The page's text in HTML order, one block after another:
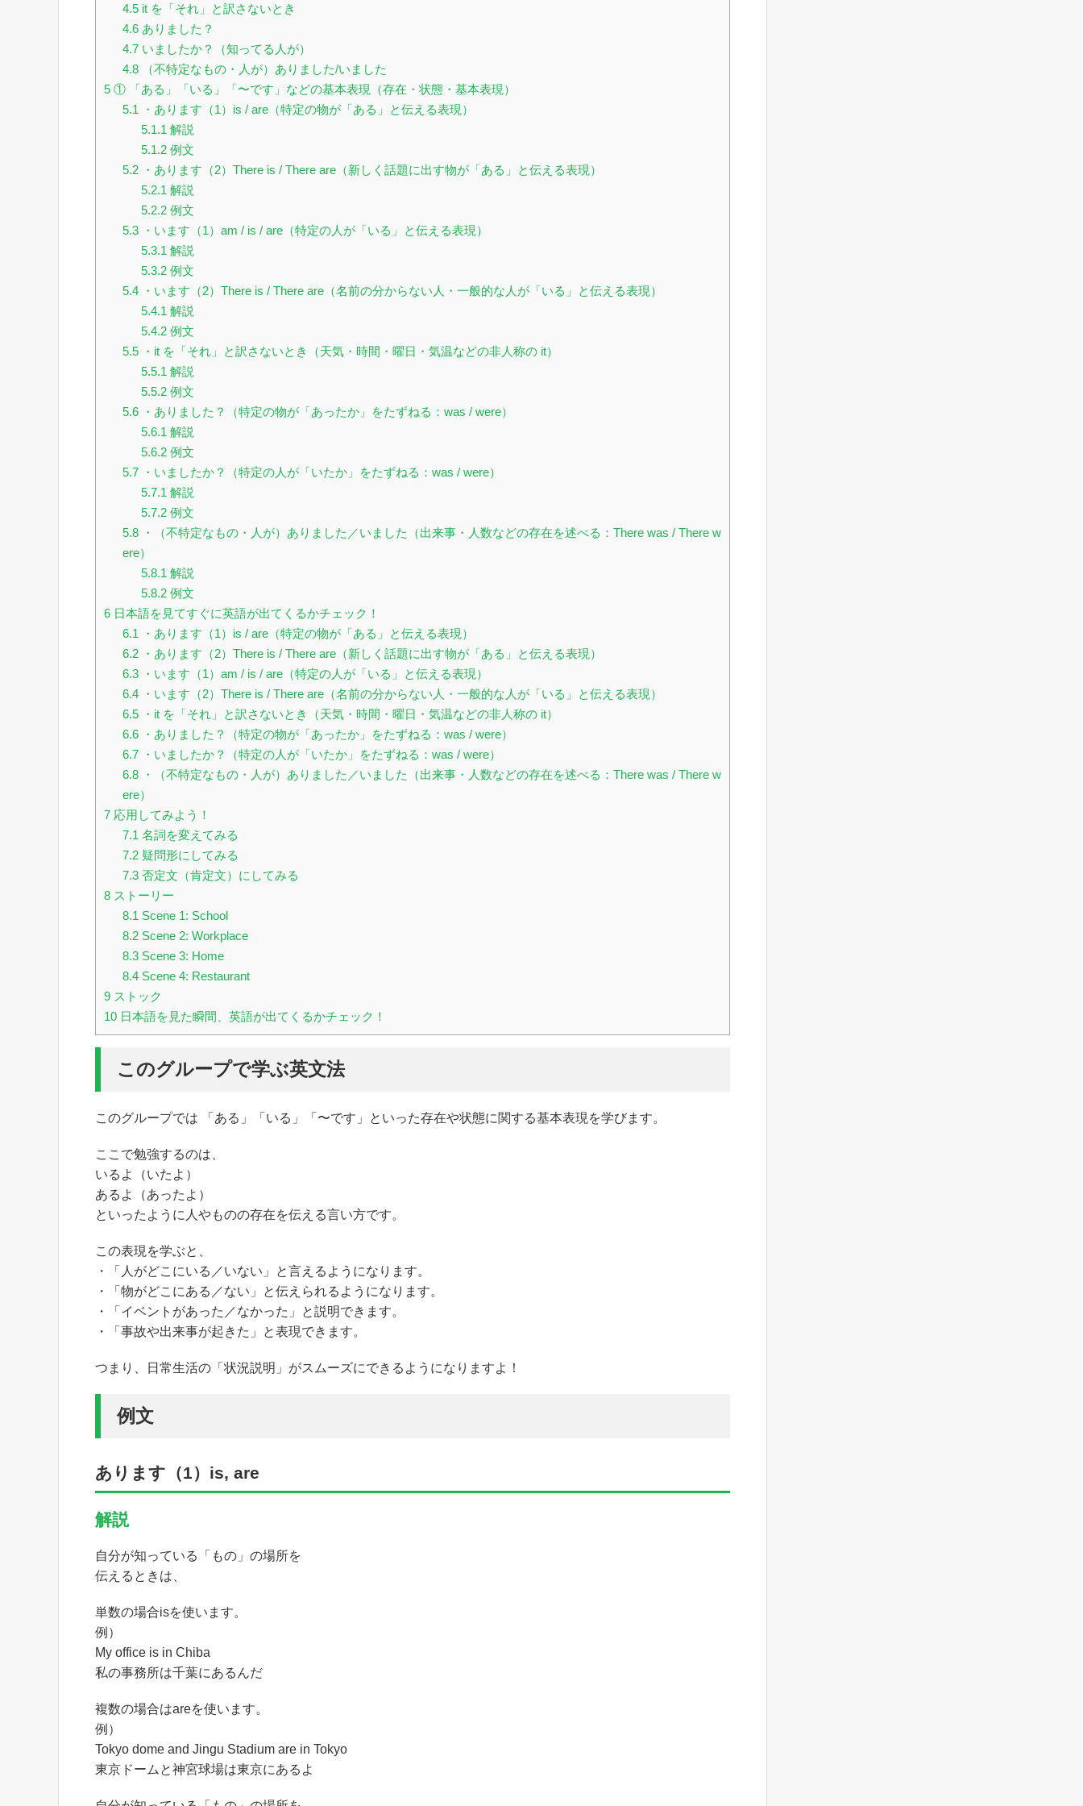
4.5it を「それ」と訳さないとき
4.6ありました？
4.7いましたか？（知ってる人が）
4.8（不特定なもの・人が）ありました/いました
5 ① 「ある」「いる」「〜です」などの基本表現（存在・状態・基本表現）
5.1 ・あります（1）is / are（特定の物が「ある」と伝える表現）
5.1.1 解説
5.1.2例文
5.2・あります（2）There is / There are（新しく話題に出す物が「ある」と伝える表現）
5.2.1 解説
5.2.2例文
5.3・います（1）am / is / are（特定の人が「いる」と伝える表現）
5.3.1 解説
5.3.2例文
5.4・います（2）There is / There are（名前の分からない人・一般的な人が「いる」と伝える表現）
5.4.1 解説
5.4.2例文
5.5・it を「それ」と訳さないとき（天気・時間・曜日・気温などの非人称の it）
5.5.1 解説
5.5.2例文
5.6・ありました？（特定の物が「あったか」をたずねる：was / were）
5.6.1 解説
5.6.2例文
5.7・いましたか？（特定の人が「いたか」をたずねる：was / were）
5.7.1 解説
5.7.2例文
5.8・（不特定なもの・人が）ありました／いました（出来事・人数などの存在を述べる：There was / There w
ere）
5.8.1 解説
5.8.2例文
6 日本語を見てすぐに英語が出てくるかチェック！
6.1 ・あります（1）is / are（特定の物が「ある」と伝える表現）
6.2・あります（2）There is / There are（新しく話題に出す物が「ある」と伝える表現）
6.3・います（1）am / is / are（特定の人が「いる」と伝える表現）
6.4・います（2）There is / There are（名前の分からない人・一般的な人が「いる」と伝える表現）
6.5・it を「それ」と訳さないとき（天気・時間・曜日・気温などの非人称の it）
6.6・ありました？（特定の物が「あったか」をたずねる：was / were）
6.7・いましたか？（特定の人が「いたか」をたずねる：was / were）
6.8・（不特定なもの・人が）ありました／いました（出来事・人数などの存在を述べる：There was / There w
ere）
7 応用してみよう！
7.1 名詞を変えてみる
7.2疑問形にしてみる
7.3否定文（肯定文）にしてみる
8 ストーリー
8.1 Scene 1: School
8.2Scene 2: Workplace
8.3Scene 3: Home
8.4Scene 4: Restaurant
9 ストック
10 日本語を見た瞬間、英語が出てくるかチェック！
このグループで学ぶ英文法
このグループでは 「ある」「いる」「〜です」といった存在や状態に関する基本表現を学びます。
ここで勉強するのは、
いるよ（いたよ）
あるよ（あったよ）
といったように人やものの存在を伝える言い方です。
この表現を学ぶと、
・「人がどこにいる／いない」と言えるようになります。
・「物がどこにある／ない」と伝えられるようになります。
・「イベントがあった／なかった」と説明できます。
・「事故や出来事が起きた」と表現できます。
つまり、日常生活の「状況説明」がスムーズにできるようになりますよ！
例文
あります（1）is, are
解説
自分が知っている「もの」の場所を
伝えるときは、
単数の場合isを使います。
例）
My office is in Chiba
私の事務所は千葉にあるんだ
複数の場合はareを使います。
例）
Tokyo dome and Jingu Stadium are in Tokyo
東京ドームと神宮球場は東京にあるよ